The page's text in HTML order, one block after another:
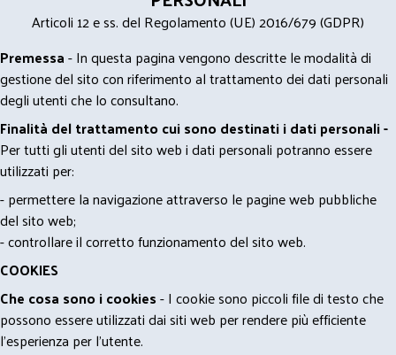
Articoli 12 e ss. del Regolamento (UE) 2016/679 (GDPR)
Premessa- In questa pagina vengono descritte le modalità di
gestione del sito con riferimento al trattamento dei dati personali
degli utenti che lo consultano.
Finalità del trattamento cui sono destinati i dati personali -
Per tutti gli utenti del sito web i dati personali potranno essere
utilizzati per:
- permettere la navigazione attraverso le pagine web pubbliche
del sito web;
- controllare il corretto funzionamento del sito web.
COOKIES
Che cosa sono i cookies- I cookie sono piccoli file di testo che
possono essere utilizzati dai siti web per rendere più efficiente
l'esperienza per l'utente.